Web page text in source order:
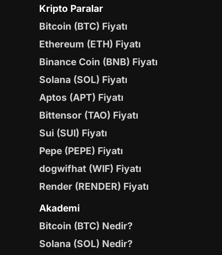
Kripto Paralar
Bitcoin (BTC) Fiyatı
Ethereum (ETH) Fiyatı
Binance Coin (BNB) Fiyatı
Solana (SOL) Fiyatı
Aptos (APT) Fiyatı
Bittensor (TAO) Fiyatı
Sui (SUI) Fiyatı
Pepe (PEPE) Fiyatı
dogwifhat (WIF) Fiyatı
Render (RENDER) Fiyatı
Akademi
Bitcoin (BTC) Nedir?
Solana (SOL) Nedir?